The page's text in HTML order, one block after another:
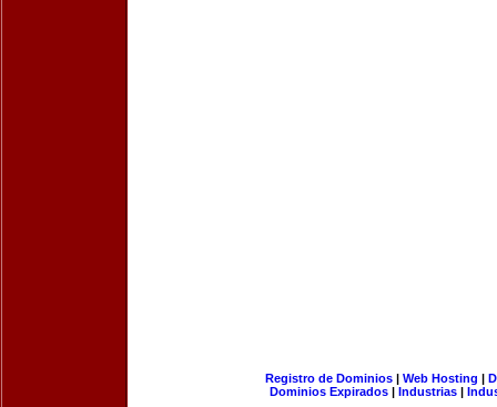
Registro de Dominios| Web Hosting |
Dominios Expirados | Industrias |